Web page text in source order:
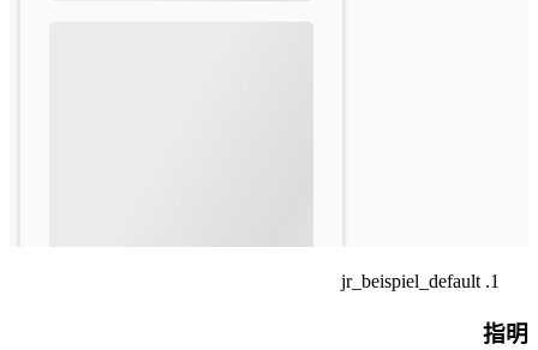
jr_beispiel_default
指明